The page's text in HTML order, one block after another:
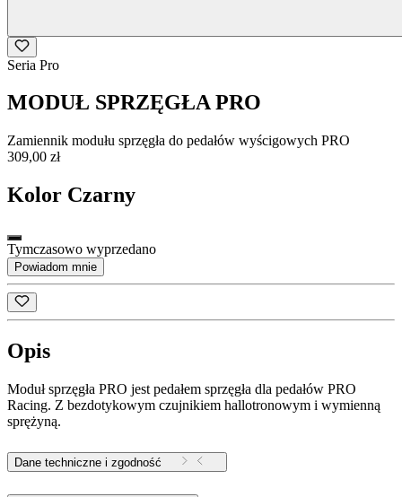
Seria Pro
MODUŁ SPRZĘGŁA PRO
Zamiennik modułu sprzęgła do pedałów wyścigowych PRO
309,00 zł
Kolor Czarny
Tymczasowo wyprzedano
Powiadom mnie
Opis
Moduł sprzęgła PRO jest pedałem sprzęgła dla pedałów PRO
Racing. Z bezdotykowym czujnikiem hallotronowym i wymienną
sprężyną.
Dane techniczne i zgodność